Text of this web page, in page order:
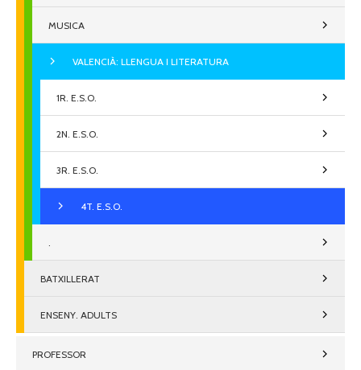
MUSICA
VALENCIÀ: LLENGUA I LITERATURA
1R. E.S.O.
2N. E.S.O.
3R. E.S.O.
4T. E.S.O.
.
BATXILLERAT
ENSENY. ADULTS
PROFESSOR